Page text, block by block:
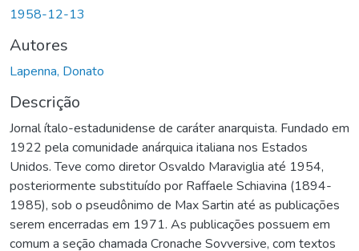
1958-12-13
Autores
Lapenna, Donato
Descrição
Jornal ítalo-estadunidense de caráter anarquista. Fundado em
1922 pela comunidade anárquica italiana nos Estados
Unidos. Teve como diretor Osvaldo Maraviglia até 1954,
posteriormente substituído por Raffaele Schiavina (1894-
1985), sob o pseudônimo de Max Sartin até as publicações
serem encerradas em 1971. As publicações possuem em
comum a seção chamada Cronache Sovversive, com textos